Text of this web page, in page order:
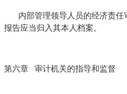
内部管理领导人员的经济责任
报告应当归入其本人档案。
第六章 审计机关的指导和监督